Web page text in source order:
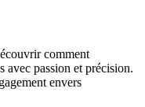
comment
avec passion et précision.
envers